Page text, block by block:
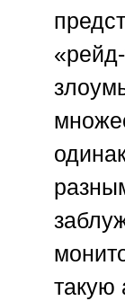
такую